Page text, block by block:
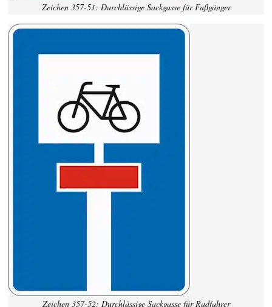
Zeichen 357-51: Durchlässige Sackgasse für Fußgänger
Zeichen 357-52: Durchlässige Sackgasse für Radfahrer